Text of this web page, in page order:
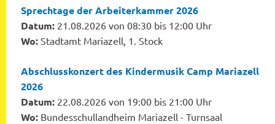
Sprechtage der Arbeiterkammer 2026
Datum: 21.08.2026 von 08:30 bis 12:00 Uhr
Wo: Stadtamt Mariazell, 1. Stock
Abschlusskonzert des Kindermusik Camp Mariazell
2026
Datum: 22.08.2026 von 19:00 bis 21:00 Uhr
Wo: Bundesschullandheim Mariazell - Turnsaal